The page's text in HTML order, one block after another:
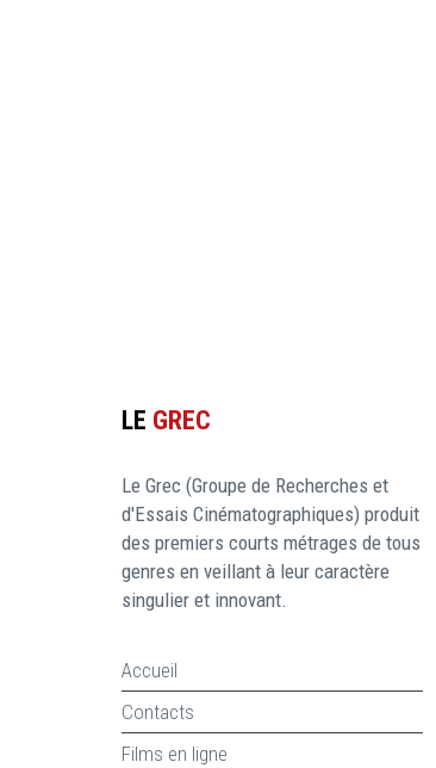
LE GREC
Le Grec (Groupe de Recherches et
d'Essais Cinématographiques) produit
des premiers courts métrages de tous
genres en veillant à leur caractère
singulier et innovant.
Accueil
Contacts
Films en ligne